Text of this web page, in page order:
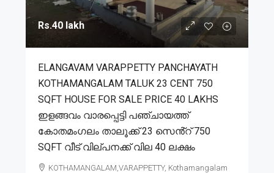
Rs.40 lakh
ELANGAVAM VARAPPETTY PANCHAYATH
KOTHAMANGALAM TALUK 23 CENT 750
SQFT HOUSE FOR SALE PRICE 40 LAKHS
ഇളങ്ങവം വാരപ്പെട്ടി പഞ്ചായത്ത്
കോതമംഗലം താലൂക്ക് 23 സെൻ്റ് 750
SQFT വീട് വില്പനക്ക് വില 40 ലക്ഷം
KOTHAMANGALAM,VARAPPETTY, Kothamangalam